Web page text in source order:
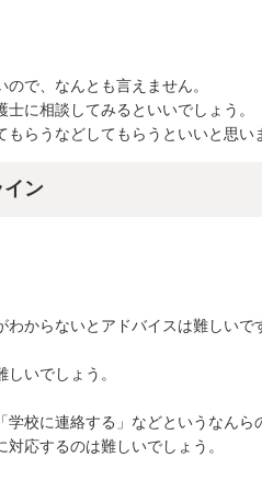
で、なんとも言えません。
に相談してみるといいでしょう。
らうなどしてもらうといいと思い
ン
からないとアドバイスは難しいで
いでしょう。
校に連絡する」などというなんら
応するのは難しいでしょう。